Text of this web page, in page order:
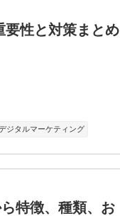
要性と対策まとめ
ジタルマーケティング
特徴、種類、お